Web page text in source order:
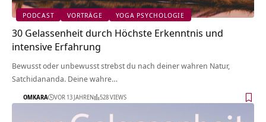
PODCAST VORTRÄGE YOGA PSYCHOLOGIE
30 Gelassenheit durch Höchste Erkenntnis und
intensive Erfahrung
Bewusst oder unbewusst strebst du nach deiner wahren Natur,
Satchidananda. Deine wahre…
OMKARA VOR 13 JAHREN 528 VIEWS